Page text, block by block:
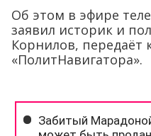
Об этом в эфире
заявил историк и
Корнилов, передаёт
«ПолитНавигатора».